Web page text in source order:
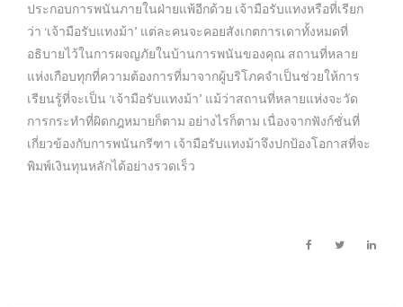
ประกอบการพนันภายในฝ่ายแพ้อีกด้วย เจ้ามือรับแทงหรือที่เรียก
ว่า ‘เจ้ามือรับแทงม้า’ แต่ละคนจะคอยสังเกตการเดาทั้งหมดที่
อธิบายไว้ในการผจญภัยในบ้านการพนันของคุณ สถานที่หลาย
แห่งเกือบทุกที่ความต้องการที่มาจากผู้บริโภคจำเป็นช่วยให้การ
เรียนรู้ที่จะเป็น ‘เจ้ามือรับแทงม้า’ แม้ว่าสถานที่หลายแห่งจะวัด
การกระทำที่ผิดกฎหมายก็ตาม อย่างไรก็ตาม เนื่องจากฟังก์ชั่นที่
เกี่ยวข้องกับการพนันกรีฑา เจ้ามือรับแทงม้าจึงปกป้องโอกาสที่จะ
พิมพ์เงินทุนหลักได้อย่างรวดเร็ว